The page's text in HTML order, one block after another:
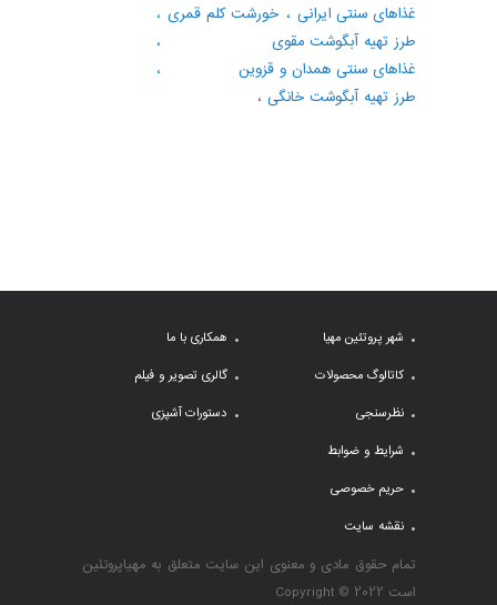
غذاهای سنتی ایرانی، خورشت کلم قمری،
طرز تهیه آبگوشت مقوی ،
غذاهای سنتی همدان و قزوین ،
طرز تهیه آبگوشت خانگی ،
شهر پروتئین مهیا
کاتالوگ محصولات
نظرسنجی
همکاری با ما
گالری تصویر و فیلم
دستورات آشپزی
شرایط و ضوابط
حریم خصوصی
نقشه سایت
تمام حقوق مادی و معنوی این سایت متعلق به مهیاپروتئین
است Copyright © 2022